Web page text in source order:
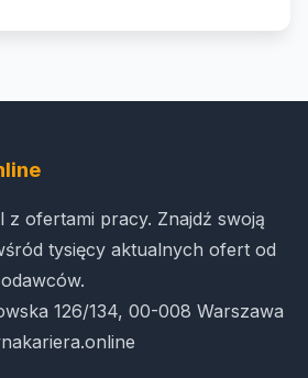
ofertami pracy. Znajdź swoją
tysięcy aktualnych ofert od
126/134, 00-008 Warszawa